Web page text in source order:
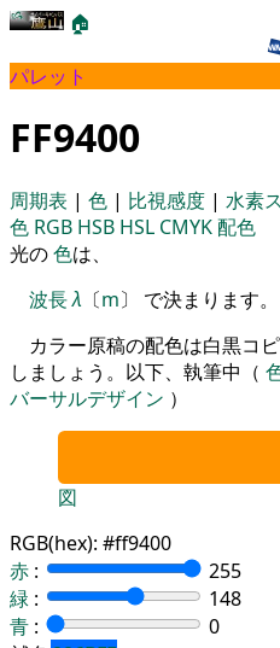
🏠
パレット
FF9400
周期表 | 色 | 比視感度 | 水素
色 RGB HSB HSL CMYK配色
光の色は、
波長λ 〔m〕 で決まります。
カラー原稿の配色は白黒コ
しましょう。以下、執筆中（
バーサルデザイン ）
図
RGB(hex): #ff9400
赤 :
255
緑 :
148
青 :
0